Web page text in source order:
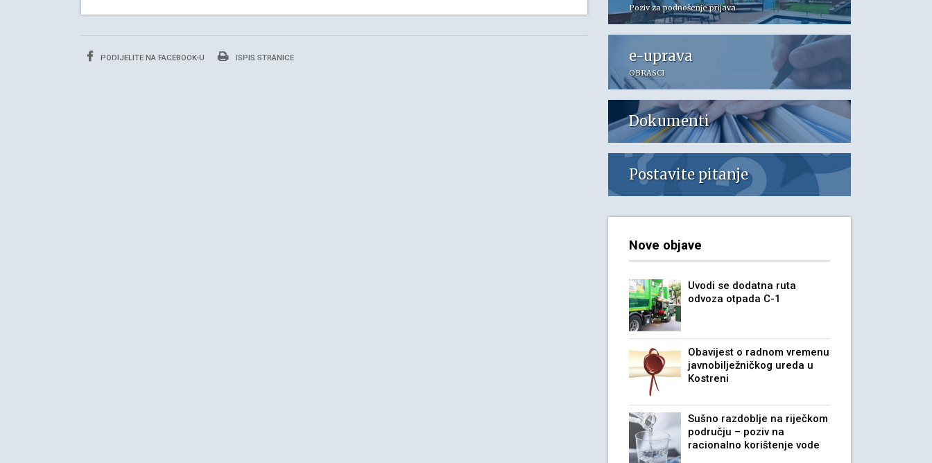
PODIJELITE NA FACEBOOK-U ISPIS STRANICE
Poziv za podnošenje prijava
e-uprava
OBRASCI
Dokumenti
Postavite pitanje
Nove objave
Uvodi se dodatna ruta
odvoza otpada C-1
Obavijest o radnom vremenu
javnobilježničkog ureda u
Kostreni
Sušno razdoblje na riječkom
području – poziv na
racionalno korištenje vode